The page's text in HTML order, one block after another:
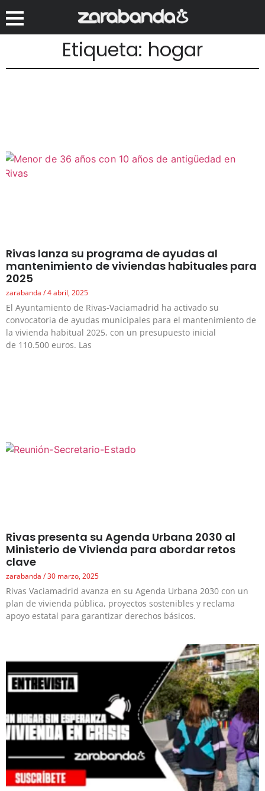
Etiqueta: hogar
Rivas lanza su programa de ayudas al
mantenimiento de viviendas habituales para
2025
zarabanda 4 abril, 2025
El Ayuntamiento de Rivas-Vaciamadrid ha activado su
convocatoria de ayudas municipales para el mantenimiento de
la vivienda habitual 2025, con un presupuesto inicial
de 110.500 euros. Las
Rivas presenta su Agenda Urbana 2030 al
Ministerio de Vivienda para abordar retos
clave
zarabanda 30 marzo, 2025
Rivas Vaciamadrid avanza en su Agenda Urbana 2030 con un
plan de vivienda pública, proyectos sostenibles y reclama
apoyo estatal para garantizar derechos básicos.